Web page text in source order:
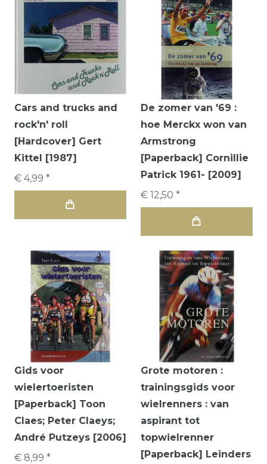
Cars and trucks and
rock'n' roll
[Hardcover] Gert
Kittel [1987]
€ 4,99 *
De zomer van '69 :
hoe Merckx won van
Armstrong
[Paperback] Cornillie
Patrick 1961- [2009]
€ 12,50 *
Gids voor
wielertoeristen
[Paperback] Toon
Claes; Peter Claeys;
André Putzeys [2006]
€ 8,99 *
Grote motoren :
trainingsgids voor
wielrenners : van
aspirant tot
topwielrenner
[Paperback] Leinders